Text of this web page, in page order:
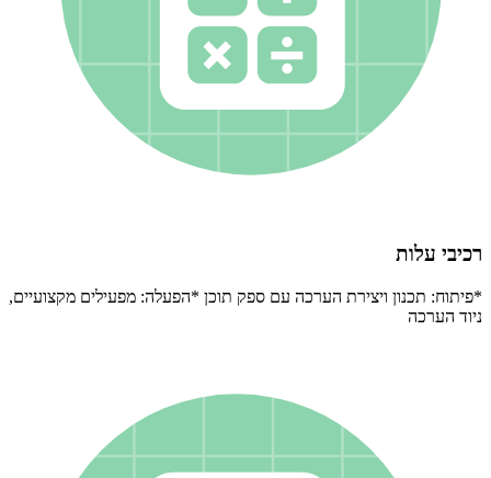
רכיבי עלות
*פיתוח: תכנון ויצירת הערכה עם ספק תוכן *הפעלה: מפעילים מקצועיים,
ניוד הערכה